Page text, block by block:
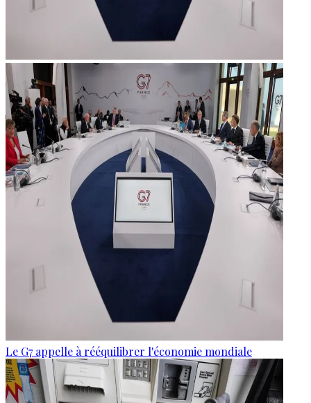
Le G7 appelle à rééquilibrer l'économie mondiale